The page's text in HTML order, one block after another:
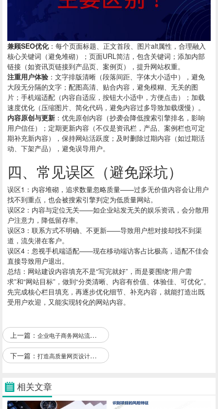
兼顾SEO优化：每个页面标题、正文首段、图片alt属性，合理融入
核心关键词（避免堆砌）；页面URL简洁，包含关键词；添加内部
链接（如资讯页链接到产品页、案例页），提升网站权重。
注重用户体验 ：文字排版清晰（段落间距、字体大小适中），避免
大段无分隔的文字；配图高清、贴合内容，避免模糊、无关的图
片；手机端适配（内容自适应，按钮大小适中，方便点击）；加载
速度优化（压缩图片、简化代码，避免内容过多导致加载缓慢）。
内容原创与更新 ：优先原创内容（抄袭会降低搜索引擎排名，影响
用户信任）；定期更新内容（不仅是资讯栏，产品、案例栏也可定
期补充新内容），保持网站活跃度；及时删除过期内容（如过期活
动、下架产品），避免误导用户。
四、常见误区（避免踩坑）
误区1：内容堆砌，追求数量忽略质量——过多无价值内容会让用户
找不到重点，也会被搜索引擎判定为低质量网站。
误区2：内容与定位无关——如企业站发无关的娱乐资讯，会分散用
户注意力，降低留存率。
误区3：联系方式不明确、不更新——导致用户想对接却找不到渠
道，流失潜在客户。
误区4：忽视手机端适配——现在移动端访客占比极高，适配不佳会
直接导致用户退出。
总结： 网站建设内容填充不是“写完就好”，而是要围绕“用户需
求”和“网站目标”，做到“分类清晰、内容有价值、体验佳、可优化”。
先完成核心栏目填充，再逐步优化细节、补充内容，就能打造出既
受用户欢迎，又能实现转化的网站内容。
上一篇： 企业电子商务网站流量提升策略
下一篇： 打造高质量网页设计的秘诀
相关文章